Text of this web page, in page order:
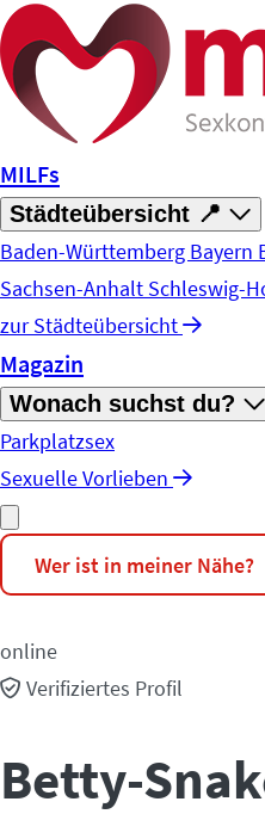
Zum Hauptinhalt springen
MILFs
Städteübersicht 📍
Baden-Württemberg Bayern
Sachsen-Anhalt Schleswig-
zur Städteübersicht
Magazin
Wonach suchst du?
Parkplatzsex
Sexuelle Vorlieben
Wer ist in meiner Nähe?
online
Verifiziertes Profil
Betty-